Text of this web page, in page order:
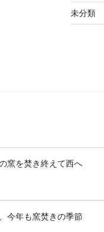
未分類
窯を焚き終えて西へ
今年も窯焚きの季節